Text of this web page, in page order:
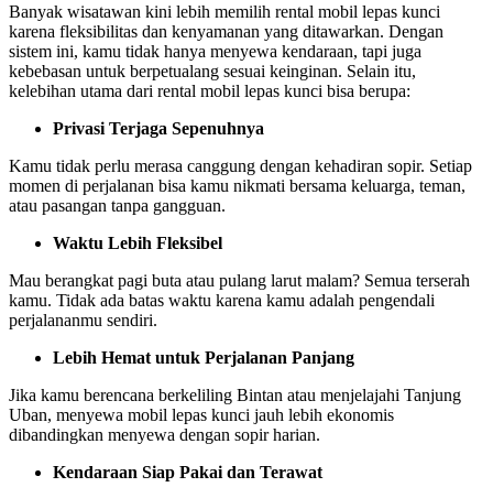
Banyak wisatawan kini lebih memilih rental mobil lepas kunci
karena fleksibilitas dan kenyamanan yang ditawarkan. Dengan
sistem ini, kamu tidak hanya menyewa kendaraan, tapi juga
kebebasan untuk berpetualang sesuai keinginan. Selain itu,
kelebihan utama dari rental mobil lepas kunci bisa berupa:
Privasi Terjaga Sepenuhnya
Kamu tidak perlu merasa canggung dengan kehadiran sopir. Setiap
momen di perjalanan bisa kamu nikmati bersama keluarga, teman,
atau pasangan tanpa gangguan.
Waktu Lebih Fleksibel
Mau berangkat pagi buta atau pulang larut malam? Semua terserah
kamu. Tidak ada batas waktu karena kamu adalah pengendali
perjalananmu sendiri.
Lebih Hemat untuk Perjalanan Panjang
Jika kamu berencana berkeliling Bintan atau menjelajahi Tanjung
Uban, menyewa mobil lepas kunci jauh lebih ekonomis
dibandingkan menyewa dengan sopir harian.
Kendaraan Siap Pakai dan Terawat